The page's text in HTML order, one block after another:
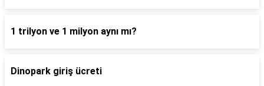
1 trilyon ve 1 milyon aynı mı?
Dinopark giriş ücreti